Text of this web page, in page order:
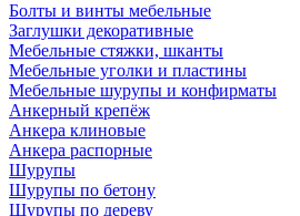
Болты и винты мебельные
Заглушки декоративные
Мебельные стяжки, шканты
Мебельные уголки и пластины
Мебельные шурупы и конфирматы
Анкерный крепёж
Анкера клиновые
Анкера распорные
Шурупы
Шурупы по бетону
Шурупы по дереву